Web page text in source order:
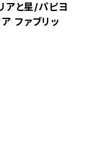
アと星/パピヨ
ファブリッ